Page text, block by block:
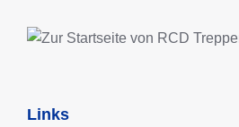
Links